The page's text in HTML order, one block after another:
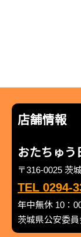
店舗情報
おたちゅう
〒316-0025 茨
TEL 0294-
年中無休 10：
茨城県公安委